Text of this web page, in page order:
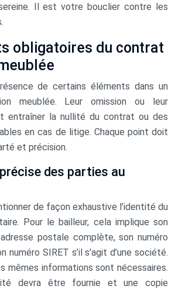
Il est votre bouclier contre les
obligatoires du contrat
de certains éléments dans un
meublée. Leur omission ou leur
entraîner la nullité du contrat ou des
en cas de litige. Chaque point doit
et précision.
des parties au
de façon exhaustive l’identité du
Pour le bailleur, cela implique son
postale complète, son numéro
numéro SIRET s’il s’agit d’une société.
mêmes informations sont nécessaires.
devra être fournie et une copie